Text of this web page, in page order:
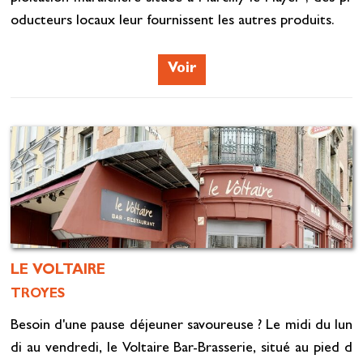
oducteurs locaux leur fournissent les autres produits.
Voir
LE VOLTAIRE
TROYES
Besoin d'une pause déjeuner savoureuse ? Le midi du lun
di au vendredi, le Voltaire Bar-Brasserie, situé au pied d